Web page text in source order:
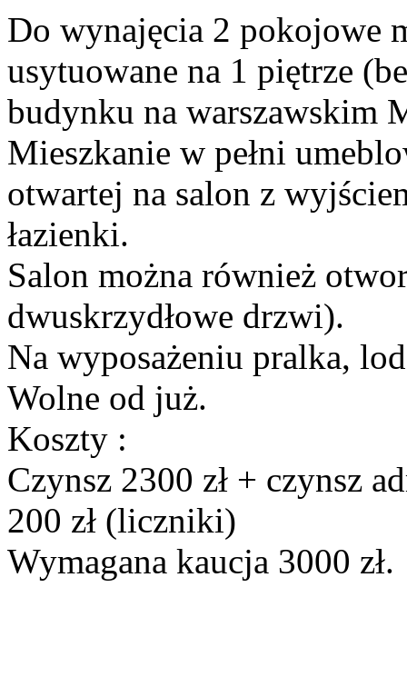
Do wynajęcia 2 pokojowe
usytuowane na 1 piętrze
budynku na warszawskim
Mieszkanie w pełni
otwartej na salon z
łazienki.
Salon można również
dwuskrzydłowe drzwi).
Na wyposażeniu pralka,
Wolne od już.
Koszty :
Czynsz 2300 zł + czynsz
200 zł (liczniki)
Wymagana kaucja 3000 zł.